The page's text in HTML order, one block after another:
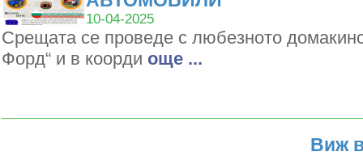
10-04-2025
Срещата се проведе с любезното
Форд“ и в коорди oще ...
Виж